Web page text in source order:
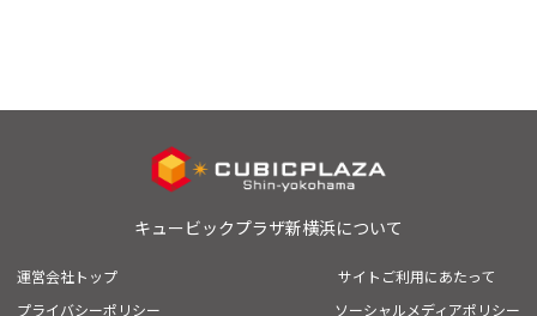
キュービックプラザ新横浜について
運営会社トップ
サイトご利用にあたって
プライバシーポリシー
ソーシャルメディアポリシー